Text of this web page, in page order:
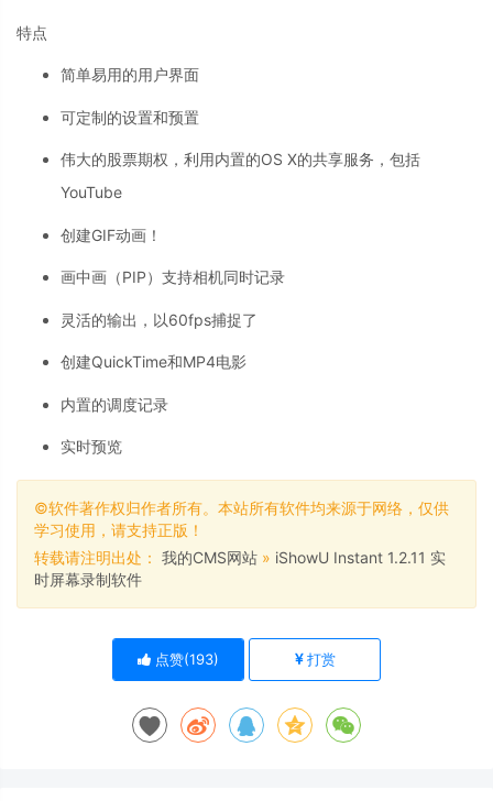
特点
简单易用的用户界面
可定制的设置和预置
伟大的股票期权，利用内置的OS X的共享服务，包括
YouTube
创建GIF动画！
画中画（PIP）支持相机同时记录
灵活的输出，以60fps捕捉了
创建QuickTime和MP4电影
内置的调度记录
实时预览
©软件著作权归作者所有。本站所有软件均来源于网络，仅供
学习使用，请支持正版！
转载请注明出处： 我的CMS网站 » iShowU Instant 1.2.11 实
时屏幕录制软件
点赞(193) 打赏